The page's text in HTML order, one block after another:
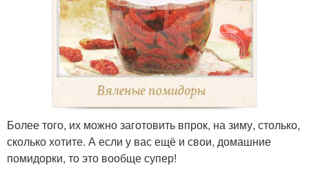
Более того, их можно заготовить впрок, на зиму, столько,
сколько хотите. А если у вас ещё и свои, домашние
помидорки, то это вообще супер!